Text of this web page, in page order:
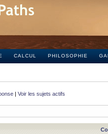
CALCUL PHILOSOPHIE
| Voir les sujets actifs